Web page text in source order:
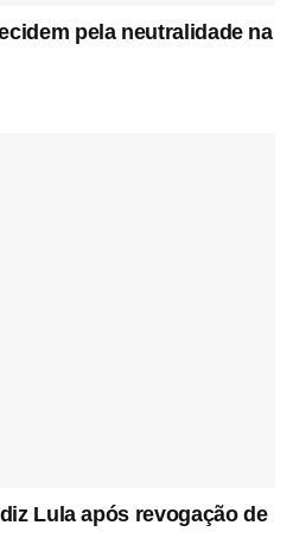
pela neutralidade na
Lula após revogação de